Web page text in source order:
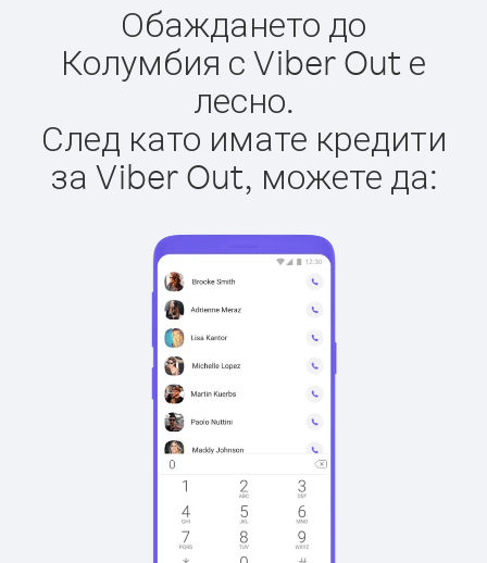
Обаждането до
Колумбия с Viber Out е
лесно.
След като имате кредити
за Viber Out, можете да: